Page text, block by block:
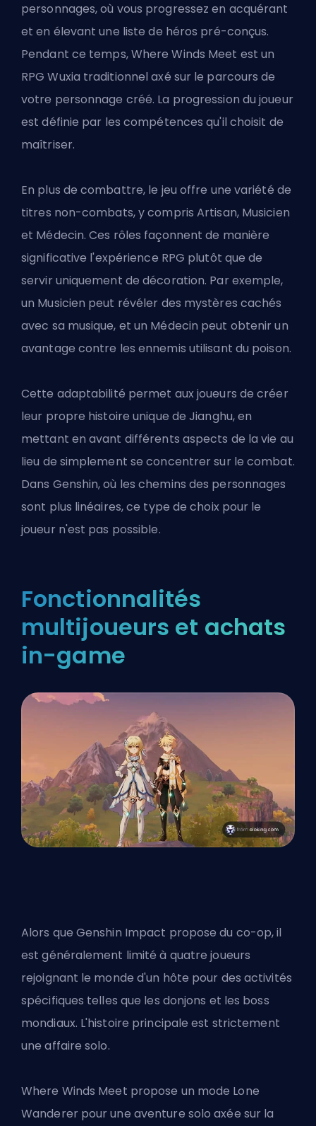
personnages, où vous progressez en acquérant
et en élevant une liste de héros pré-conçus.
Pendant ce temps, Where Winds Meet est un
RPG Wuxia traditionnel axé sur le parcours de
votre personnage créé. La progression du joueur
est définie par les compétences qu'il choisit de
maîtriser.
En plus de combattre, le jeu offre une variété de
titres non-combats, y compris Artisan, Musicien
et Médecin. Ces rôles façonnent de manière
significative l'expérience RPG plutôt que de
servir uniquement de décoration. Par exemple,
un Musicien peut révéler des mystères cachés
avec sa musique, et un Médecin peut obtenir un
avantage contre les ennemis utilisant du poison.
Cette adaptabilité permet aux joueurs de créer
leur propre histoire unique de Jianghu, en
mettant en avant différents aspects de la vie au
lieu de simplement se concentrer sur le combat.
Dans Genshin, où les chemins des personnages
sont plus linéaires, ce type de choix pour le
joueur n'est pas possible.
Fonctionnalités
multijoueurs et achats
in-game
Alors que Genshin Impact propose du co-op, il
est généralement limité à quatre joueurs
rejoignant le monde d'un hôte pour des activités
spécifiques telles que les donjons et les boss
mondiaux. L'histoire principale est strictement
une affaire solo.
Where Winds Meet propose un mode Lone
Wanderer pour une aventure solo axée sur la